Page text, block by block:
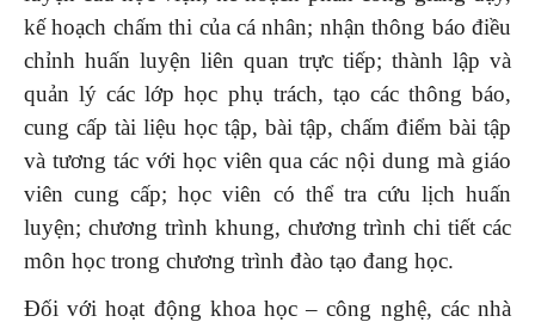
kế hoạch chấm thi của cá nhân; nhận thông báo điều
chỉnh huấn luyện liên quan trực tiếp; thành lập và
quản lý các lớp học phụ trách, tạo các thông báo,
cung cấp tài liệu học tập, bài tập, chấm điểm bài tập
và tương tác với học viên qua các nội dung mà giáo
viên cung cấp; học viên có thể tra cứu lịch huấn
luyện; chương trình khung, chương trình chi tiết các
môn học trong chương trình đào tạo đang học.
Đối với hoạt động khoa học – công nghệ, các nhà